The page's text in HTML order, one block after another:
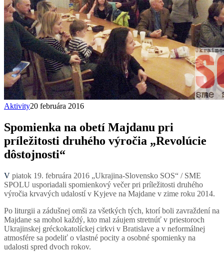
Aktivity20 februára 2016
Spomienka na obetí Majdanu pri
príležitosti druhého výročia „Revolúcie
dôstojnosti“
V piatok 19. februára 2016 „Ukrajina-Slovensko SOS“ / SME
SPOLU usporiadali spomienkový večer pri príležitosti druhého
výročia krvavých udalostí v Kyjeve na Majdane v zime roku 2014.
Po liturgii a zádušnej omši za všetkých tých, ktorí boli zavraždení na
Majdane sa mohol každý, kto mal záujem stretnúť v priestoroch
Ukrajinskej gréckokatolíckej cirkvi v Bratislave a v neformálnej
atmosfére sa podeliť o vlastné pocity a osobné spomienky na
udalosti spred dvoch rokov.